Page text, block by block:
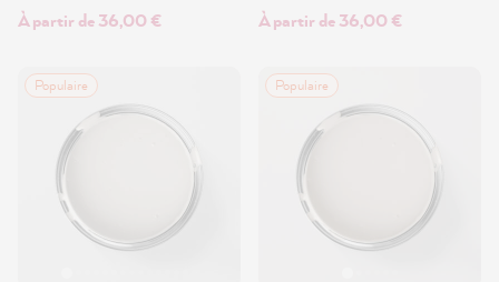
À partir de 36,00 € À partir de 36,00 €
Populaire Populaire